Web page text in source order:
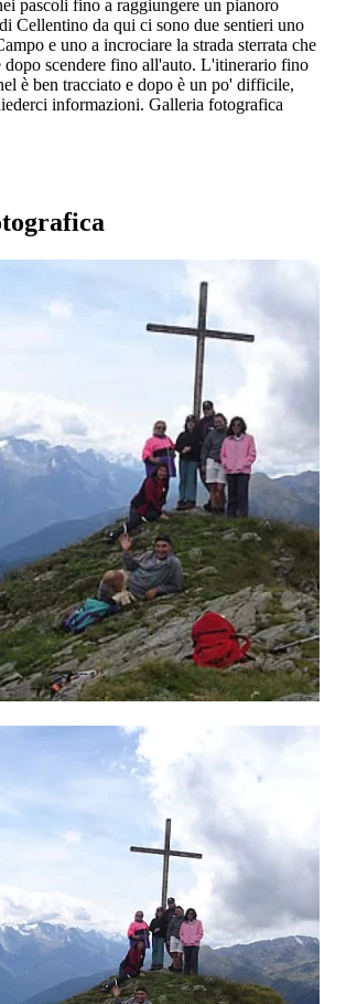
pascoli fino a raggiungere un pianoro
Cellentino da qui ci sono due sentieri uno
e uno a incrociare la strada sterrata che
dopo scendere fino all'auto. L'itinerario fino
è ben tracciato e dopo è un po' difficile,
informazioni. Galleria fotografica